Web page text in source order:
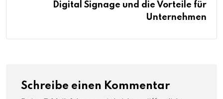
Digital Signage und die Vorteile für
Unternehmen
Schreibe einen Kommentar